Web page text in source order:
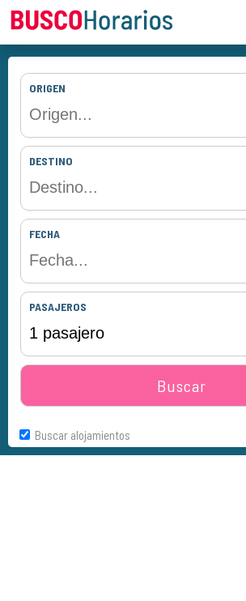
ORIGEN
DESTINO
FECHA
PASAJEROS
Buscar
Buscar alojamientos